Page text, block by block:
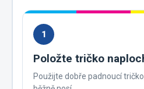
1
Položte tričko
Použijte dobře padnoucí